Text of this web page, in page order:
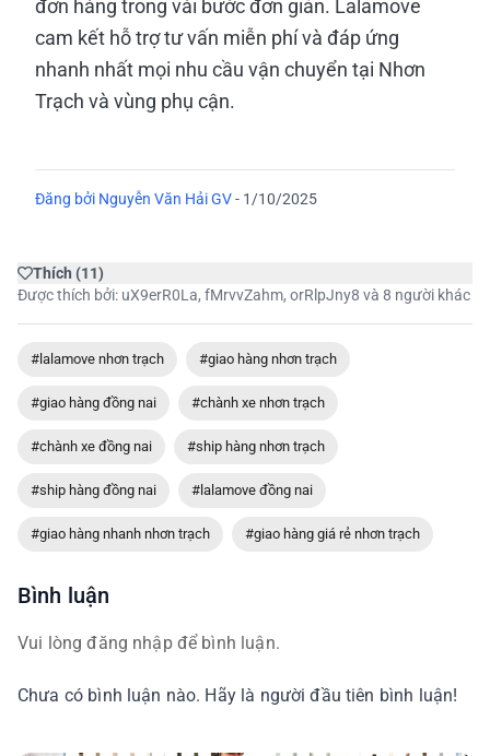
đơn hàng trong vài bước đơn giản. Lalamove
cam kết hỗ trợ tư vấn miễn phí và đáp ứng
nhanh nhất mọi nhu cầu vận chuyển tại Nhơn
Trạch và vùng phụ cận.
Đăng bởi Nguyễn Văn Hải GV- 1/10/2025
Thích (11)
Được thích bởi: uX9erR0La, fMrvvZahm, orRlpJny8 và 8 người khác
#lalamove nhơn trạch #giao hàng nhơn trạch
#giao hàng đồng nai #chành xe nhơn trạch
#chành xe đồng nai #ship hàng nhơn trạch
#ship hàng đồng nai #lalamove đồng nai
#giao hàng nhanh nhơn trạch #giao hàng giá rẻ nhơn trạch
Bình luận
Vui lòng đăng nhập để bình luận.
Chưa có bình luận nào. Hãy là người đầu tiên bình luận!